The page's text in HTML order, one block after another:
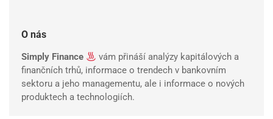
O nás
Simply Finance
vám přináší analýzy kapitálových a
finančních trhů, informace o trendech v bankovním
sektoru a jeho managementu, ale i informace o nových
produktech a technologiích.